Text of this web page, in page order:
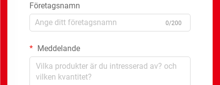
Företagsnamn
0/200
Meddelande